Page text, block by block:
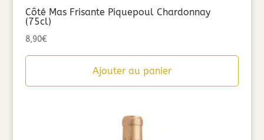
Côté Mas Frisante Piquepoul Chardonnay
(75cl)
8,90€
Ajouter au panier